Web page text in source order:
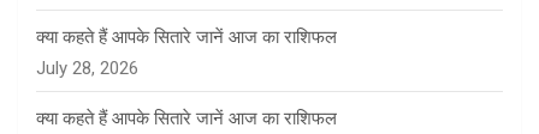
क्या कहते हैं आपके सितारे जानें आज का राशिफल
July 28, 2026
क्या कहते हैं आपके सितारे जानें आज का राशिफल